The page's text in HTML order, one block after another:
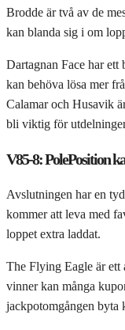
Brodde är två av de
kan blanda sig i om
Dartagnan Face har ett
kan behöva lösa mer
Calamar och Husavik
bli viktig för
V85-8: PolePosition
Avslutningen har en
kommer att leva med
loppet extra laddat.
The Flying Eagle är ett
vinner kan många
jackpotomgången byta